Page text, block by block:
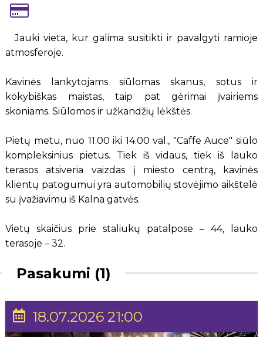
Jauki vieta, kur galima susitikti ir pavalgyti ramioje
atmosferoje.
Kavinės lankytojams siūlomas skanus, sotus ir
kokybiškas maistas, taip pat gėrimai įvairiems
skoniams. Siūlomos ir užkandžių lėkštės.
Pietų metu, nuo 11.00 iki 14.00 val., "Caffe Auce" siūlo
kompleksinius pietus. Tiek iš vidaus, tiek iš lauko
terasos atsiveria vaizdas į miesto centrą, kavinės
klientų patogumui yra automobilių stovėjimo aikštelė
su įvažiavimu iš Kalna gatvės.
Vietų skaičius prie staliukų patalpose – 44, lauko
terasoje – 32.
Pasakumi (1)
18.07.2026 21:00